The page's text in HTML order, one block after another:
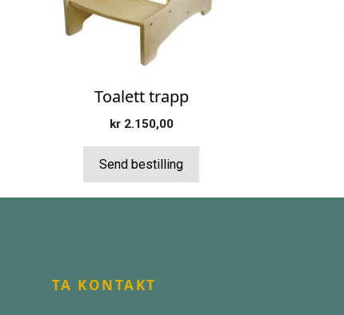
Toalett trapp
kr2.150,00
Send bestilling
TA KONTAKT